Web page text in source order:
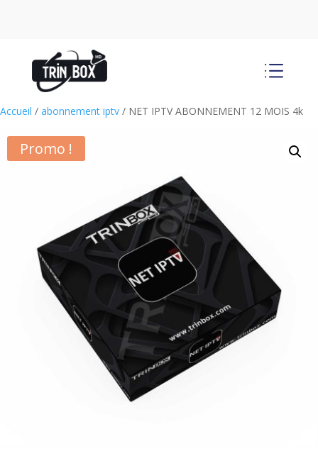
d
Accueil / abonnement iptv / NET IPTV ABONNEMENT 12 MOIS 4k
Promo !